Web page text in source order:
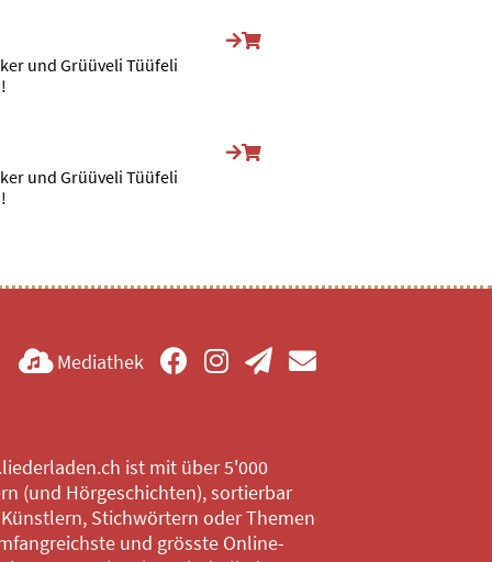
und Grüüveli Tüüfeli
und Grüüveli Tüüfeli
Mediathek
ist mit über 5'000
(und Hörgeschichten), sortierbar
Stichwörtern oder Themen
und grösste Online-